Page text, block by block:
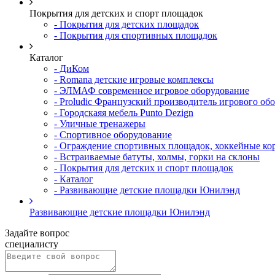
Покрытия для детских и спорт площадок
- Покрытия для детских площадок
- Покрытия для спортивных площадок
Каталог
- ДиКом
- Romana детские игровые комплексы
- ЭЛМАФ современное игровое оборудование
- Proludic Французский производитель игрового
- Городскаяя мебель Punto Dezign
- Уличные тренажеры
- Спортивное оборудование
- Ограждение спортивных площадок, хоккейные
- Встраиваемые батуты, холмы, горки на склоны
- Покрытия для детских и спорт площадок
- Каталог
- Развивающие детские площадки Юнилэнд
Развивающие детские площадки Юнилэнд
Задайте вопрос
специалисту